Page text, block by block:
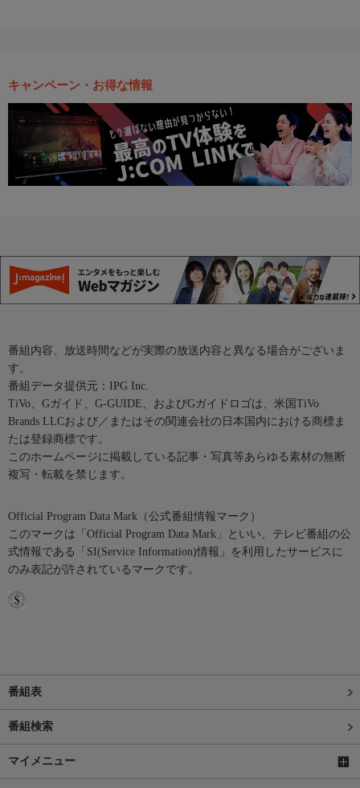
キャンペーン・お得な情報
番組内容、放送時間などが実際の放送内容と異なる場合がございま
す。
番組データ提供元：IPG Inc.
TiVo、Gガイド、G-GUIDE、およびGガイドロゴは、米国TiVo
Brands LLCおよび／またはその関連会社の日本国内における商標ま
たは登録商標です。
このホームページに掲載している記事・写真等あらゆる素材の無断
複写・転載を禁じます。
Official Program Data Mark（公式番組情報マーク）
このマークは「Official Program Data Mark」といい、テレビ番組の公
式情報である「SI(Service Information)情報」を利用したサービスに
のみ表記が許されているマークです。
番組表
番組検索
マイメニュー